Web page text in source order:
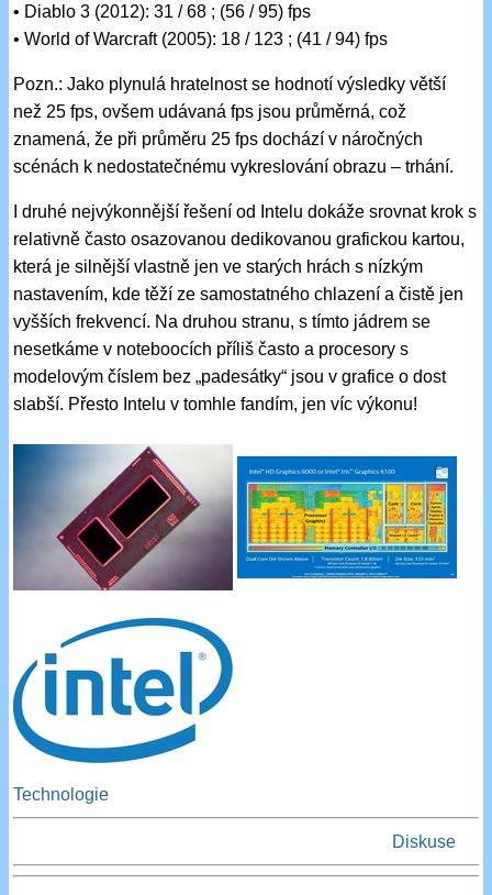
• Diablo 3 (2012): 31 / 68 ; (56 / 95) fps
• World of Warcraft (2005): 18 / 123 ; (41 / 94) fps
Pozn.: Jako plynulá hratelnost se hodnotí výsledky větší
než 25 fps, ovšem udávaná fps jsou průměrná, což
znamená, že při průměru 25 fps dochází v náročných
scénách k nedostatečnému vykreslování obrazu – trhání.
I druhé nejvýkonnější řešení od Intelu dokáže srovnat krok s
relativně často osazovanou dedikovanou grafickou kartou,
která je silnější vlastně jen ve starých hrách s nízkým
nastavením, kde těží ze samostatného chlazení a čistě jen
vyšších frekvencí. Na druhou stranu, s tímto jádrem se
nesetkáme v noteboocích příliš často a procesory s
modelovým číslem bez „padesátky“ jsou v grafice o dost
slabší. Přesto Intelu v tomhle fandím, jen víc výkonu!
Technologie
Diskuse